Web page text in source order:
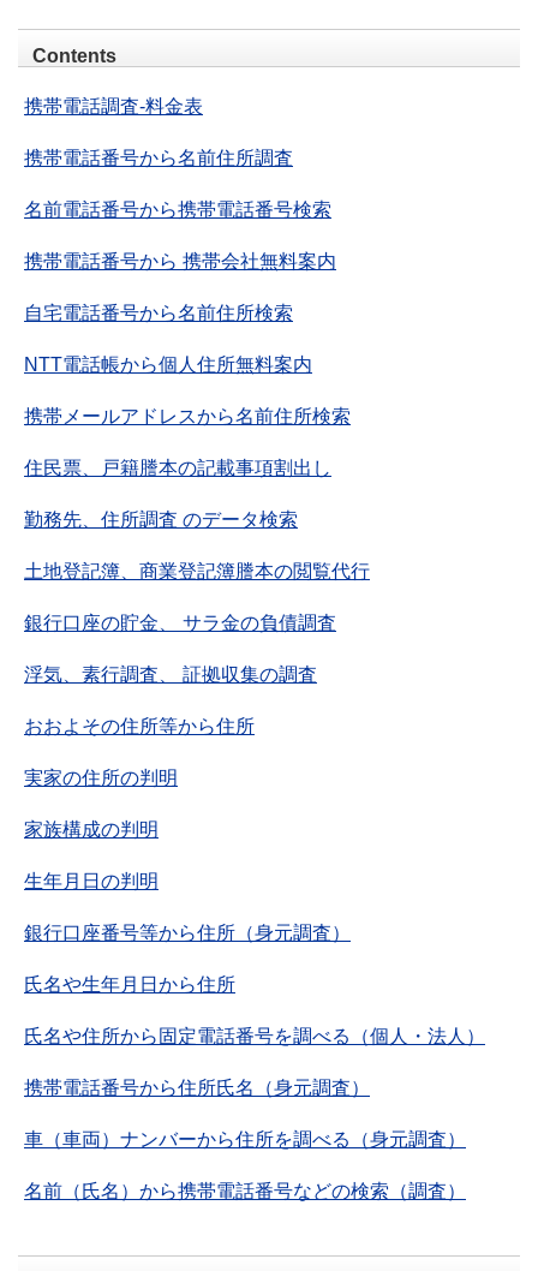
Contents
携帯電話調査-料金表
携帯電話番号から名前住所調査
名前電話番号から携帯電話番号検索
携帯電話番号から 携帯会社無料案内
自宅電話番号から名前住所検索
NTT電話帳から個人住所無料案内
携帯メールアドレスから名前住所検索
住民票、戸籍謄本の記載事項割出し
勤務先、住所調査 のデータ検索
土地登記簿、商業登記簿謄本の閲覧代行
銀行口座の貯金、 サラ金の負債調査
浮気、素行調査、 証拠収集の調査
おおよその住所等から住所
実家の住所の判明
家族構成の判明
生年月日の判明
銀行口座番号等から住所（身元調査）
氏名や生年月日から住所
氏名や住所から固定電話番号を調べる（個人・法人）
携帯電話番号から住所氏名（身元調査）
車（車両）ナンバーから住所を調べる（身元調査）
名前（氏名）から携帯電話番号などの検索（調査）